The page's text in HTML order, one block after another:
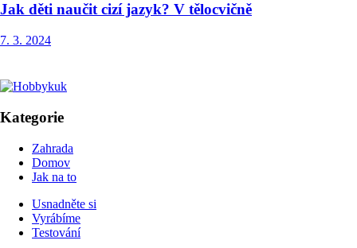
Jak děti naučit cizí jazyk? V tělocvičně
7. 3. 2024
Kategorie
Zahrada
Domov
Jak na to
Usnadněte si
Vyrábíme
Testování